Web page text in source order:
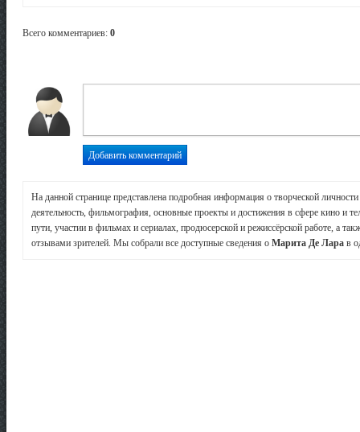
Всего комментариев: 0
На данной странице представлена подробная информация о творческой личности
деятельность, фильмография, основные проекты и достижения в сфере кино и
пути, участии в фильмах и сериалах, продюсерской и режиссёрской работе, а
отзывами зрителей. Мы собрали все доступные сведения о Марита Де Лара в